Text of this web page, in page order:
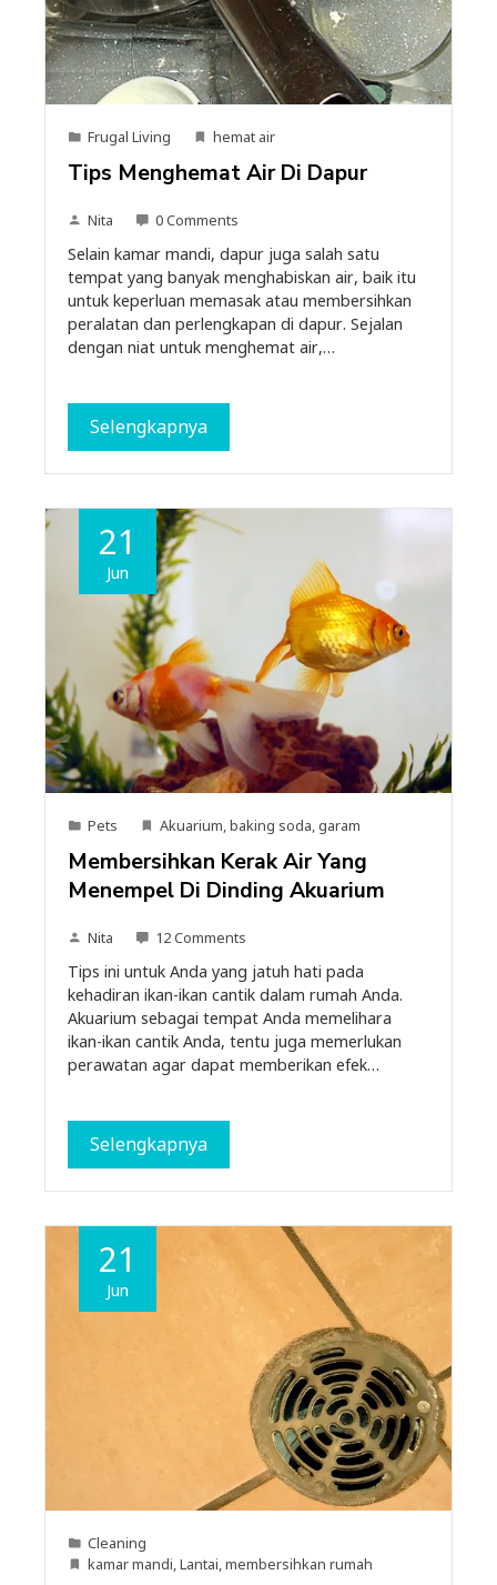
Frugal Living hemat air
Tips Menghemat Air Di Dapur
Nita 0 Comments
Selain kamar mandi, dapur juga salah satu
tempat yang banyak menghabiskan air, baik itu
untuk keperluan memasak atau membersihkan
peralatan dan perlengkapan di dapur. Sejalan
dengan niat untuk menghemat air,…
Selengkapnya
21
Jun
Pets Akuarium,baking soda,garam
Membersihkan Kerak Air Yang
Menempel Di Dinding Akuarium
Nita 12 Comments
Tips ini untuk Anda yang jatuh hati pada
kehadiran ikan-ikan cantik dalam rumah Anda.
Akuarium sebagai tempat Anda memelihara
ikan-ikan cantik Anda, tentu juga memerlukan
perawatan agar dapat memberikan efek…
Selengkapnya
21
Jun
Cleaning
kamar mandi,Lantai,membersihkan rumah